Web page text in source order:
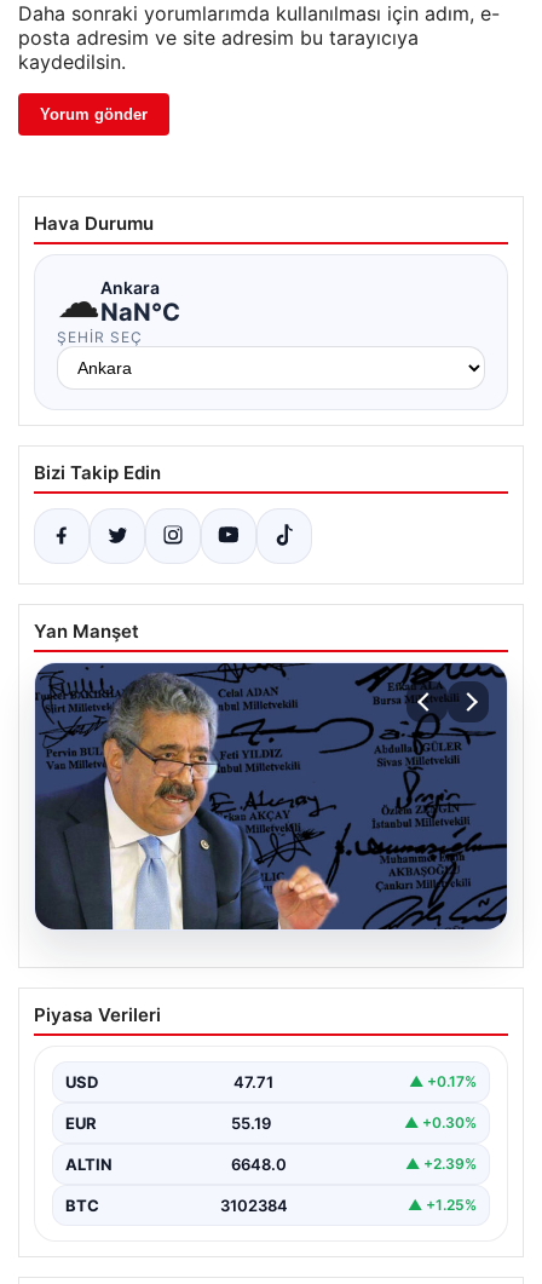
Daha sonraki yorumlarımda kullanılması için adım, e-
posta adresim ve site adresim bu tarayıcıya
kaydedilsin.
Hava Durumu
☁Ankara
NaN°C
ŞEHIR SEÇ
Bizi Takip Edin
Yan Manşet
MHP’li Feti Yıldız’dan Terörsüz Türkiye
İçin Çerçeve Yasa Tahmini
Yardımcısı Feti Yıldız, uzun süredir üzerinde çalışılan
ve…
Piyasa Verileri
USD 47.71 ▲ +0.17%
EUR 55.19 ▲ +0.30%
ALTIN 6648.0 ▲ +2.39%
BTC 3102384 ▲ +1.25%